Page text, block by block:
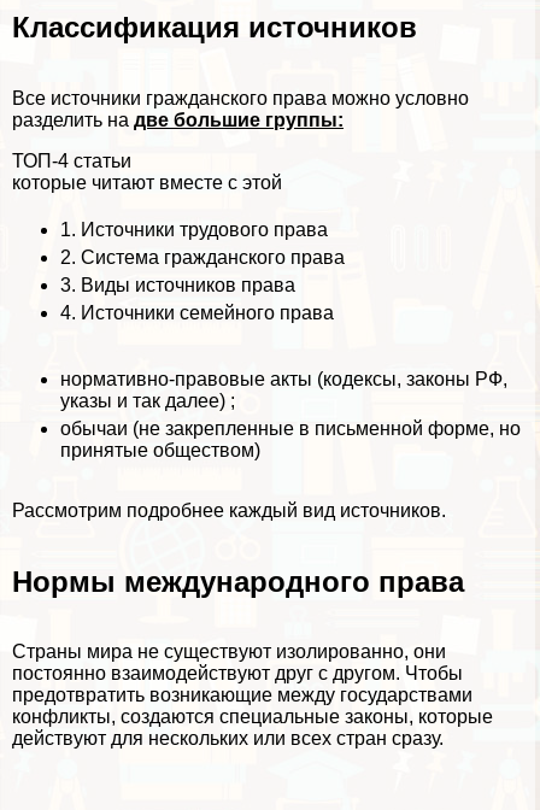
Классификация источников
Все источники гражданского права можно условно
разделить на две большие группы:
ТОП-4 статьи
которые читают вместе с этой
1. Источники трудового права
2. Система гражданского права
3. Виды источников права
4. Источники семейного права
нормативно-правовые акты (кодексы, законы РФ,
указы и так далее) ;
обычаи (не закрепленные в письменной форме, но
принятые обществом)
Рассмотрим подробнее каждый вид источников.
Нормы международного права
Страны мира не существуют изолированно, они
постоянно взаимодействуют друг с другом. Чтобы
предотвратить возникающие между государствами
конфликты, создаются специальные законы, которые
действуют для нескольких или всех стран сразу.